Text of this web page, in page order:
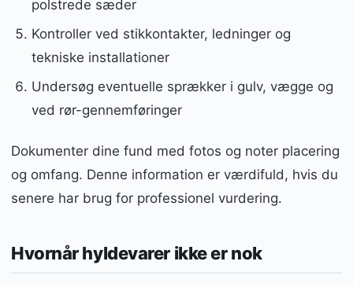
polstrede sæder
Kontroller ved stikkontakter, ledninger og
tekniske installationer
Undersøg eventuelle sprækker i gulv, vægge og
ved rør-gennemføringer
Dokumenter dine fund med fotos og noter placering
og omfang. Denne information er værdifuld, hvis du
senere har brug for professionel vurdering.
Hvornår hyldevarer ikke er nok